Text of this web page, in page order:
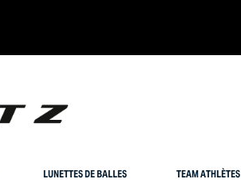
LUNETTES DE BALLES TEAM ATHLÈTES